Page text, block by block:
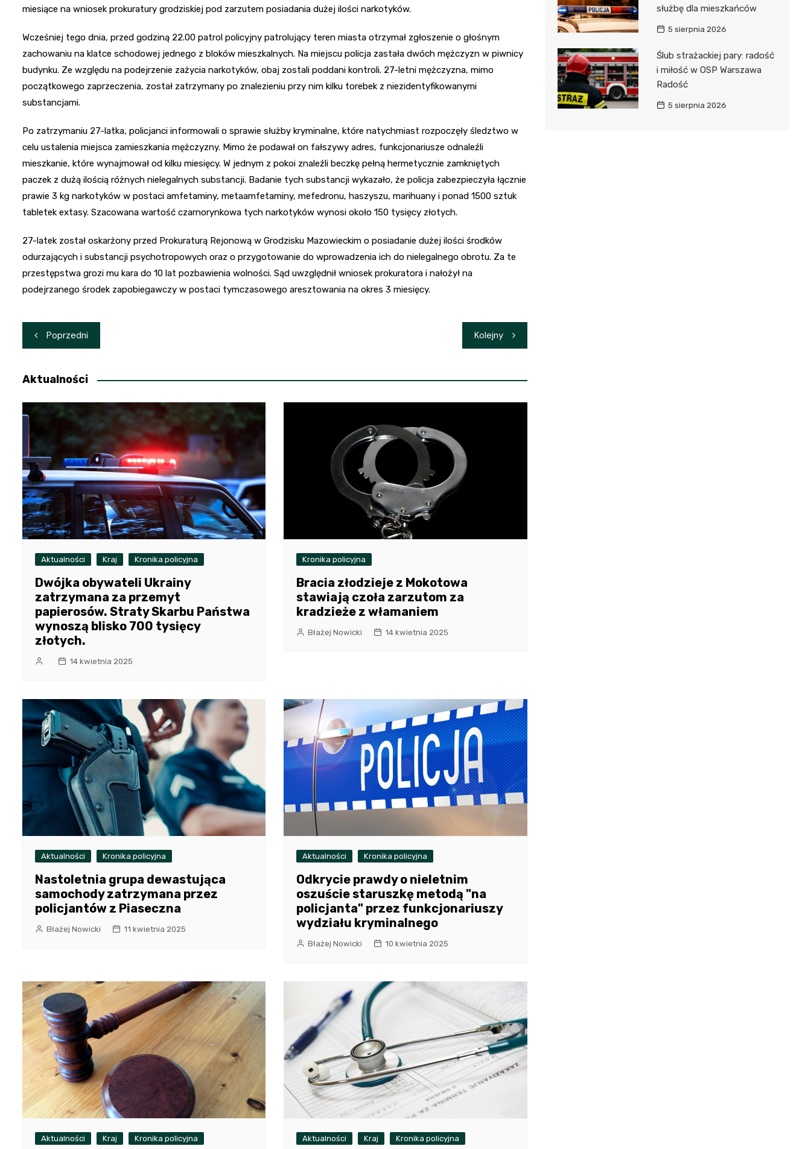
miesiące na wniosek prokuratury grodziskiej pod zarzutem posiadania dużej ilości narkotyków.
Wcześniej tego dnia, przed godziną 22.00 patrol policyjny patrolujący teren miasta otrzymał zgłoszenie o głośnym
zachowaniu na klatce schodowej jednego z bloków mieszkalnych. Na miejscu policja zastała dwóch mężczyzn w piwnicy
budynku. Ze względu na podejrzenie zażycia narkotyków, obaj zostali poddani kontroli. 27-letni mężczyzna, mimo
początkowego zaprzeczenia, został zatrzymany po znalezieniu przy nim kilku torebek z niezidentyfikowanymi
substancjami.
Po zatrzymaniu 27-latka, policjanci informowali o sprawie służby kryminalne, które natychmiast rozpoczęły śledztwo w
celu ustalenia miejsca zamieszkania mężczyzny. Mimo że podawał on fałszywy adres, funkcjonariusze odnaleźli
mieszkanie, które wynajmował od kilku miesięcy. W jednym z pokoi znaleźli beczkę pełną hermetycznie zamkniętych
paczek z dużą ilością różnych nielegalnych substancji. Badanie tych substancji wykazało, że policja zabezpieczyła łącznie
prawie 3 kg narkotyków w postaci amfetaminy, metaamfetaminy, mefedronu, haszyszu, marihuany i ponad 1500 sztuk
tabletek extasy. Szacowana wartość czarnorynkowa tych narkotyków wynosi około 150 tysięcy złotych.
27-latek został oskarżony przed Prokuraturą Rejonową w Grodzisku Mazowieckim o posiadanie dużej ilości środków
odurzających i substancji psychotropowych oraz o przygotowanie do wprowadzenia ich do nielegalnego obrotu. Za te
przestępstwa grozi mu kara do 10 lat pozbawienia wolności. Sąd uwzględnił wniosek prokuratora i nałożył na
podejrzanego środek zapobiegawczy w postaci tymczasowego aresztowania na okres 3 miesięcy.
Nawigacja
wpisu
Poprzedni Kolejny
Aktualności
Aktualności Kraj Kronika policyjna
Dwójka obywateli Ukrainy
zatrzymana za przemyt
papierosów. Straty Skarbu Państwa
wynoszą blisko 700 tysięcy
złotych.
14 kwietnia 2025
Kronika policyjna
Bracia złodzieje z Mokotowa
stawiają czoła zarzutom za
kradzieże z włamaniem
Błażej Nowicki 14 kwietnia 2025
Aktualności Kronika policyjna
Nastoletnia grupa dewastująca
samochody zatrzymana przez
policjantów z Piaseczna
Błażej Nowicki 11 kwietnia 2025
Aktualności Kronika policyjna
Odkrycie prawdy o nieletnim
oszuście staruszkę metodą "na
policjanta" przez funkcjonariuszy
wydziału kryminalnego
Błażej Nowicki 10 kwietnia 2025
Aktualności Kraj Kronika policyjna Aktualności Kraj Kronika policyjna
służbę dla mieszkańców
5 sierpnia 2026
Ślub strażackiej pary: radość
i miłość w OSP Warszawa
Radość
5 sierpnia 2026